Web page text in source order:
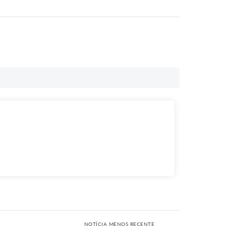
NOTÍCIA MENOS RECENTE